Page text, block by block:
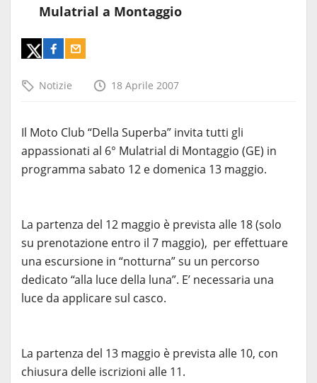
Mulatrial a Montaggio
Notizie 18 Aprile 2007
Il Moto Club “Della Superba” invita tutti gli
appassionati al 6° Mulatrial di Montaggio (GE) in
programma sabato 12 e domenica 13 maggio.
La partenza del 12 maggio è prevista alle 18 (solo
su prenotazione entro il 7 maggio), per effettuare
una escursione in “notturna” su un percorso
dedicato “alla luce della luna”. E’ necessaria una
luce da applicare sul casco.
La partenza del 13 maggio è prevista alle 10, con
chiusura delle iscrizioni alle 11.